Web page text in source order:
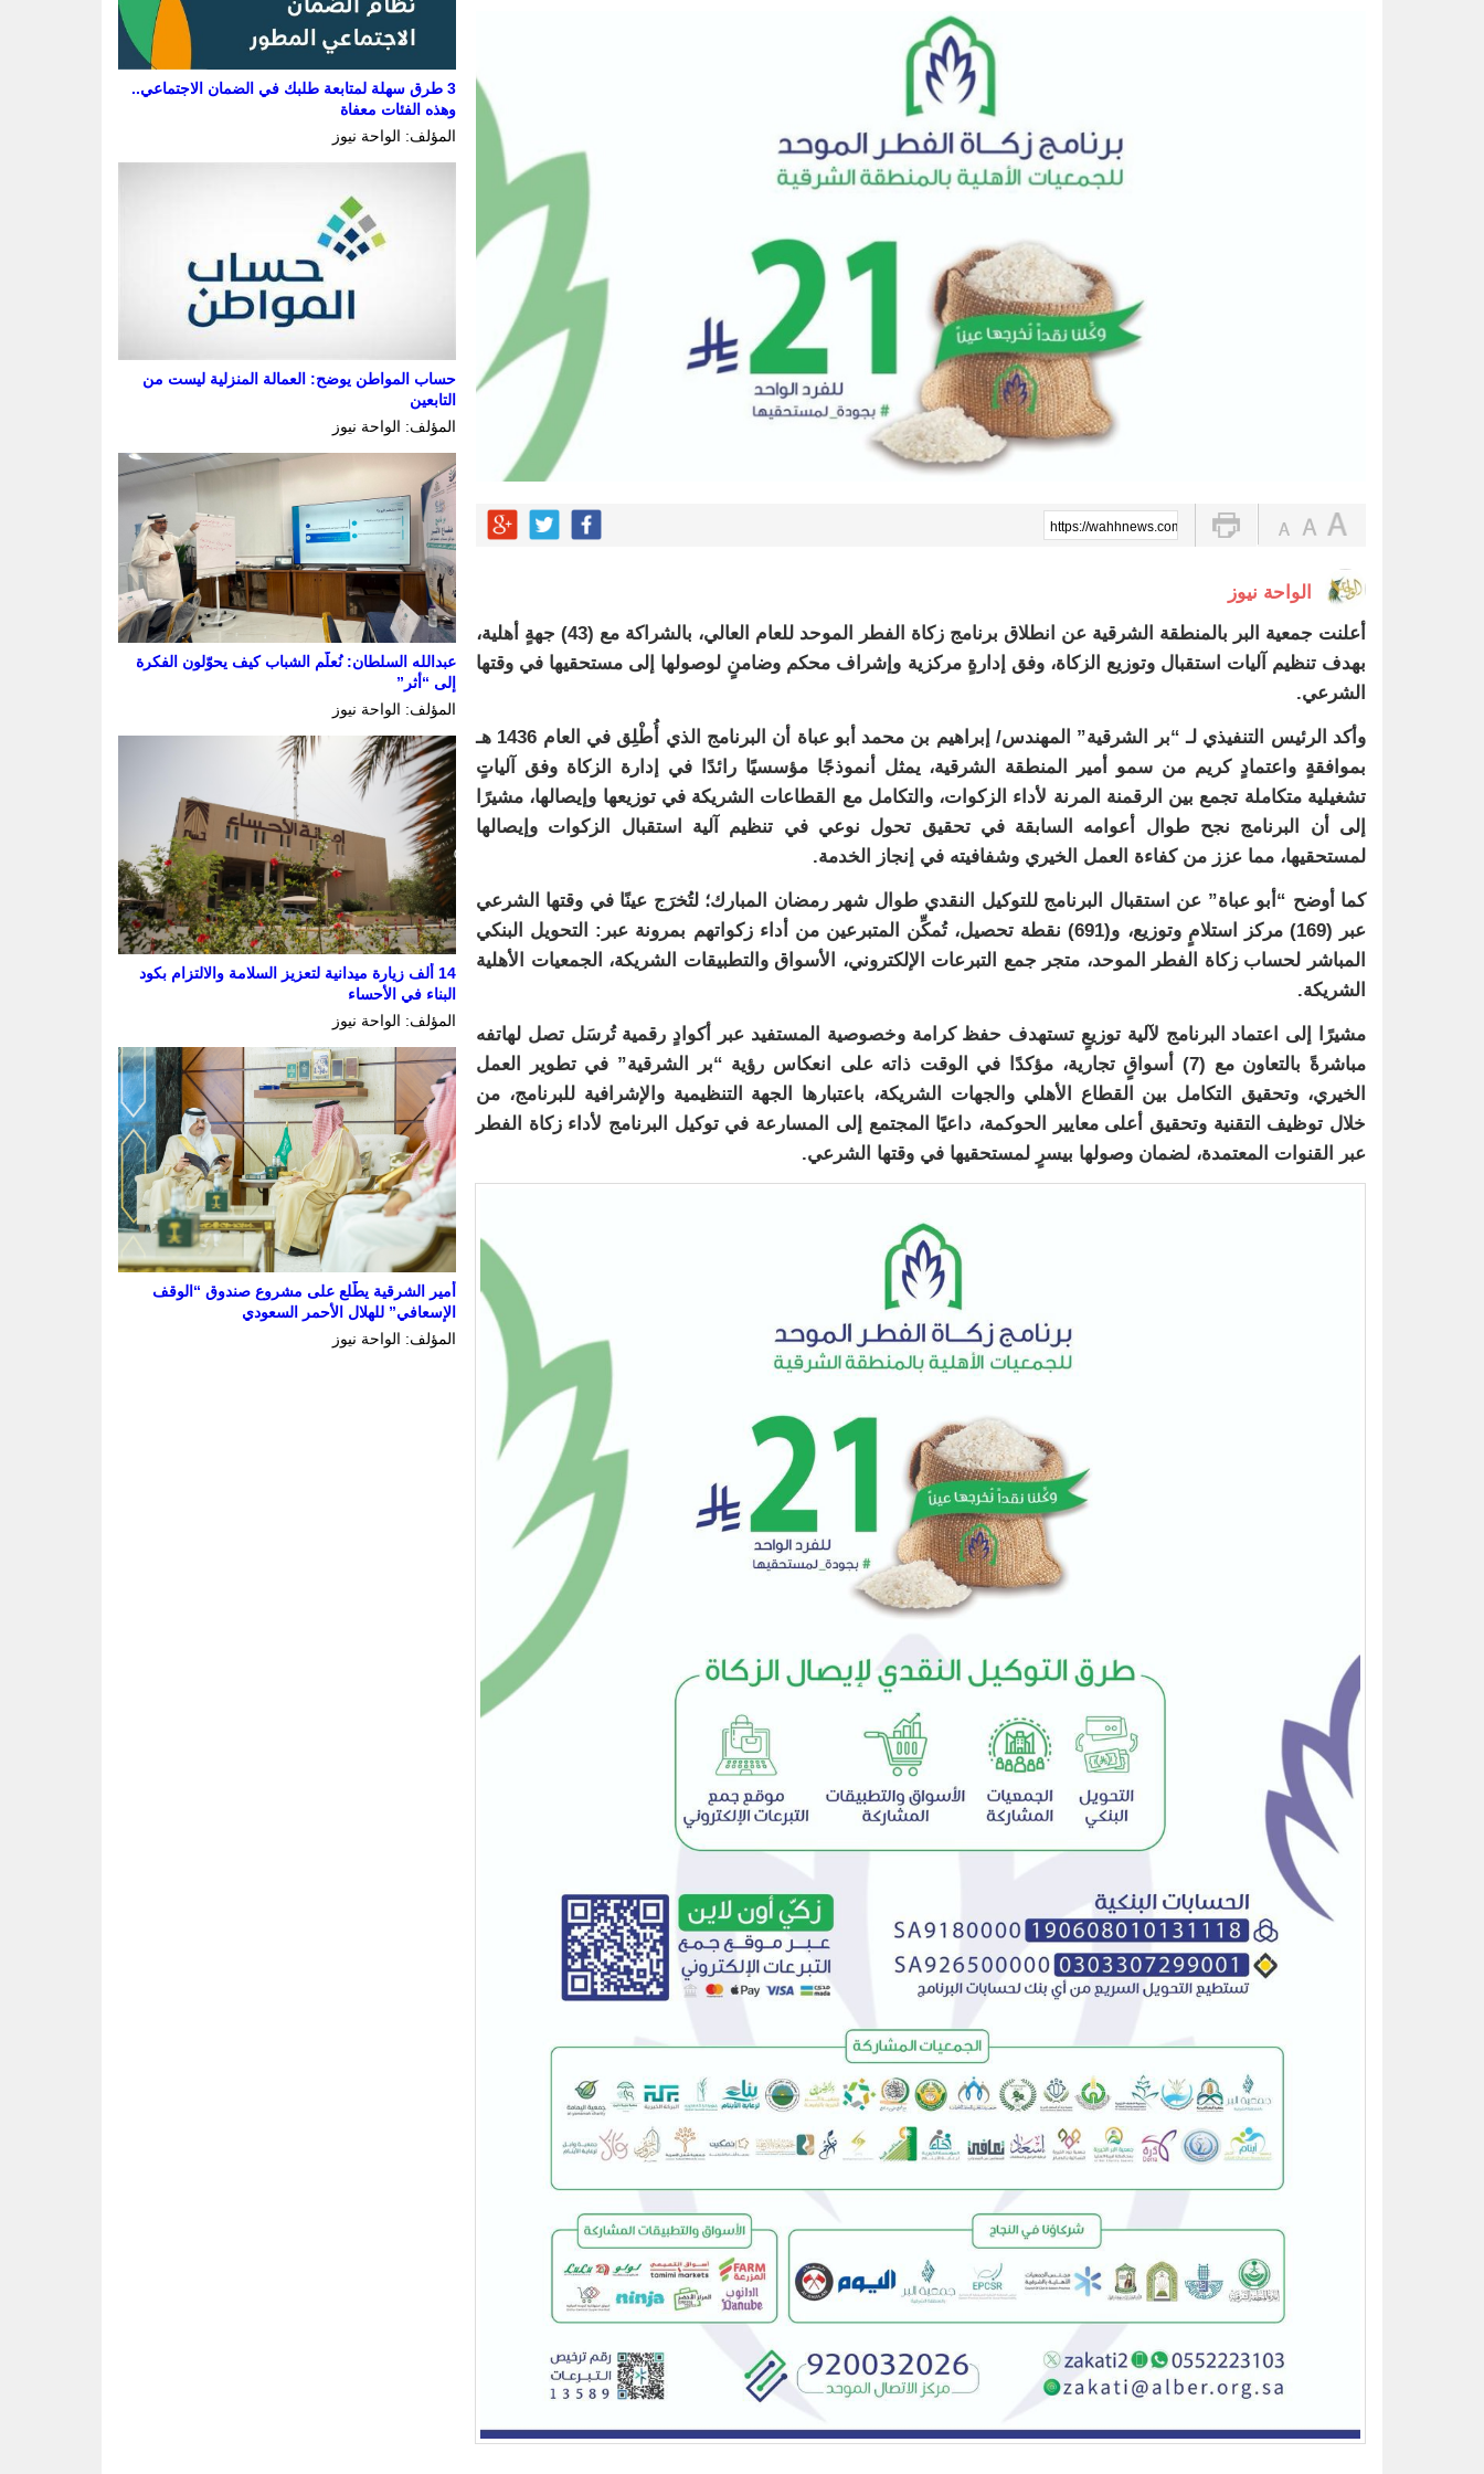
رسميا.. الكرواتي مارينو بوسيتش مديرا فنيًا لـ الأهلي
عقب تداول مقطع الإساءة.. اتخاذ الإجراءات النظامية بحق صيدلي للإساءة لمواطن
سلاح طبيعي ضد جلطات القلب.. كيف تحميك حفنة مكسرات 5 مرات أسبوعيا؟
ثلاثية الذهب في “المهارات الثقافية”.. كيف صنعت أم أحسائية من شغف بناتها قصة نجاح ملهمة؟
https://wahhnews.com/?p=76047
الواحة نيوز
أعلنت جمعية البر بالمنطقة الشرقية عن انطلاق برنامج زكاة الفطر الموحد للعام العالي، بالشراكة مع (43) جهةٍ أهلية،
بهدف تنظيم آليات استقبال وتوزيع الزكاة، وفق إدارةٍ مركزية وإشراف محكم وضامنٍ لوصولها إلى مستحقيها في وقتها
الشرعي.
وأكد الرئيس التنفيذي لـ “بر الشرقية” المهندس/ إبراهيم بن محمد أبو عباة أن البرنامج الذي أُطْلِق في العام 1436 هـ
بموافقةٍ واعتمادٍ كريم من سمو أمير المنطقة الشرقية، يمثل أنموذجًا مؤسسيًا رائدًا في إدارة الزكاة وفق آلياتٍ
تشغيلية متكاملة تجمع بين الرقمنة المرنة لأداء الزكوات، والتكامل مع القطاعات الشريكة في توزيعها وإيصالها، مشيرًا
إلى أن البرنامج نجح طوال أعوامه السابقة في تحقيق تحول نوعي في تنظيم آلية استقبال الزكوات وإيصالها
لمستحقيها، مما عزز من كفاءة العمل الخيري وشفافيته في إنجاز الخدمة.
كما أوضح “أبو عباة” عن استقبال البرنامج للتوكيل النقدي طوال شهر رمضان المبارك؛ لتُخرَج عينًا في وقتها الشرعي
عبر (169) مركز استلامٍ وتوزيع، و(691) نقطة تحصيل، تُمكِّن المتبرعين من أداء زكواتهم بمرونة عبر: التحويل البنكي
المباشر لحساب زكاة الفطر الموحد، متجر جمع التبرعات الإلكتروني، الأسواق والتطبيقات الشريكة، الجمعيات الأهلية
الشريكة.
مشيرًا إلى اعتماد البرنامج لآلية توزيعٍ تستهدف حفظ كرامة وخصوصية المستفيد عبر أكوادٍ رقمية تُرسَل تصل لهاتفه
مباشرةً بالتعاون مع (7) أسواقٍ تجارية، مؤكدًا في الوقت ذاته على انعكاس رؤية “بر الشرقية” في تطوير العمل
الخيري، وتحقيق التكامل بين القطاع الأهلي والجهات الشريكة، باعتبارها الجهة التنظيمية والإشرافية للبرنامج، من
خلال توظيف التقنية وتحقيق أعلى معايير الحوكمة، داعيًا المجتمع إلى المسارعة في توكيل البرنامج لأداء زكاة الفطر
عبر القنوات المعتمدة، لضمان وصولها بيسرٍ لمستحقيها في وقتها الشرعي.
3 طرق سهلة لمتابعة طلبك في الضمان الاجتماعي..
وهذه الفئات معفاة
المؤلف: الواحة نيوز
حساب المواطن يوضح: العمالة المنزلية ليست من
التابعين
المؤلف: الواحة نيوز
عبدالله السلطان: نُعلّم الشباب كيف يحوّلون الفكرة
إلى “أثر”
المؤلف: الواحة نيوز
14 ألف زيارة ميدانية لتعزيز السلامة والالتزام بكود
البناء في الأحساء
المؤلف: الواحة نيوز
أمير الشرقية يطّلع على مشروع صندوق “الوقف
الإسعافي” للهلال الأحمر السعودي
المؤلف: الواحة نيوز